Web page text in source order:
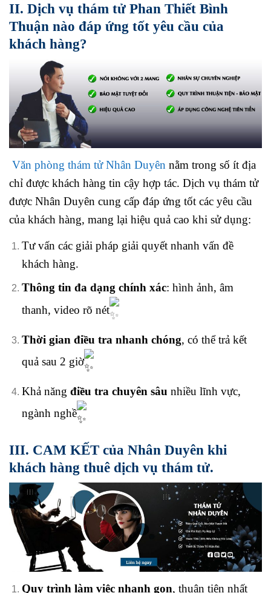
II. Dịch vụ thám tử Phan Thiết Bình
Thuận nào đáp ứng tốt yêu cầu của
khách hàng?
Văn phòng thám tử Nhân Duyên nằm trong số ít địa
chỉ được khách hàng tin cậy hợp tác. Dịch vụ thám tử
được Nhân Duyên cung cấp đáp ứng tốt các yêu cầu
của khách hàng, mang lại hiệu quả cao khi sử dụng:
Tư vấn các giải pháp giải quyết nhanh vấn đề
khách hàng.
Thông tin đa dạng chính xác: hình ảnh, âm
thanh, video rõ nét
Thời gian điều tra nhanh chóng, có thể trả kết
quả sau 2 giờ
Khả năng điều tra chuyên sâu nhiều lĩnh vực,
ngành nghề
III. CAM KẾT của Nhân Duyên khi
khách hàng thuê dịch vụ thám tử.
Quy trình làm việc nhanh gọn, thuận tiện nhất